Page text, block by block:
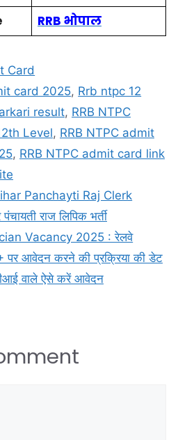
RRB भोपाल
Card
card 2025, Rrb ntpc 12
result, RRB NTPC
Level, RRB NTPC admit
, RRB NTPC admit card link
Bihar Panchayti Raj Clerk
राज लिपिक भर्ती
Vacancy 2025 : रेलवे
पर आवेदन करने की प्रक्रिया की डेट
वाले ऐसे करें आवेदन